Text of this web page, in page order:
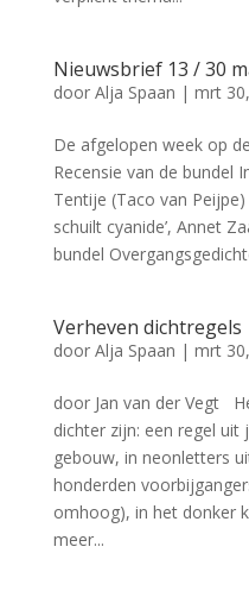
Nieuwsbrief 13 / 30
door Alja Spaan | mrt
De afgelopen week op
Recensie van de bundel
Tentije (Taco van
schuilt cyanide’, Annet
bundel
Verheven dichtregels
door Alja Spaan | mrt
door Jan van der Vegt
dichter zijn: een regel
gebouw, in neonletters
honderden
omhoog), in het donker
meer...